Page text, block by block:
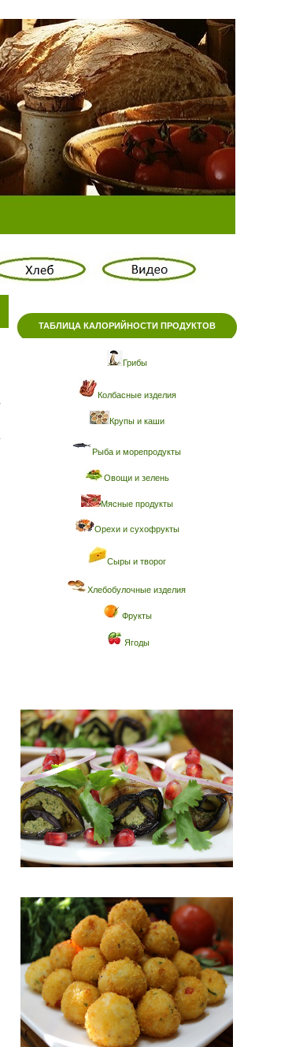
ТАБЛИЦА КАЛОРИЙНОСТИ ПРОДУКТОВ
Грибы
Колбасные изделия
Крупы и каши
Рыба и морепродукты
Овощи и зелень
Мясные продукты
Орехи и сухофрукты
Сыры и творог
Хлебобулочные изделия
Фрукты
Ягоды